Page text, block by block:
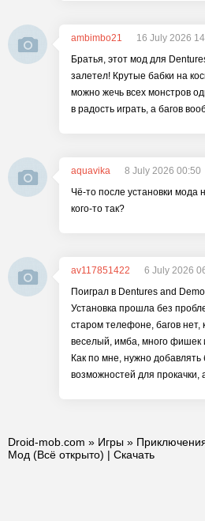
ambimbo21
16 July 2026
Братья, этот мод для
залетел! Крутые бабки на
можно жечь всех монстров
в радость играть, а багов
aquavika
8 July 2026 00:50
Чё-то после установки мода
кого-то так?
av117851422
6 July 2026
Поиграл в Dentures and
Установка прошла без
старом телефоне, багов
веселый, имба, много фишек
Как по мне, нужно
возможностей для прокачки,
Droid-mob.com » Игры »
Мод (Всё открыто) | Скачать